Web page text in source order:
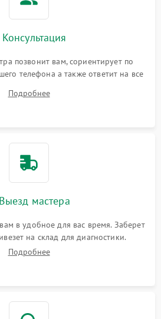
позвонит вам, сориентирует по
телефона а также ответит на все
Подробнее
мастера
в удобное для вас время. Заберет
на склад для диагностики.
Подробнее